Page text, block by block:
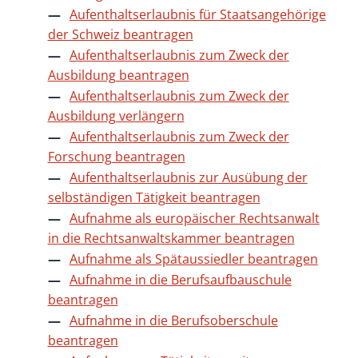
Aufenthaltserlaubnis für Staatsangehörige
der Schweiz beantragen
Aufenthaltserlaubnis zum Zweck der
Ausbildung beantragen
Aufenthaltserlaubnis zum Zweck der
Ausbildung verlängern
Aufenthaltserlaubnis zum Zweck der
Forschung beantragen
Aufenthaltserlaubnis zur Ausübung der
selbständigen Tätigkeit beantragen
Aufnahme als europäischer Rechtsanwalt
in die Rechtsanwaltskammer beantragen
Aufnahme als Spätaussiedler beantragen
Aufnahme in die Berufsaufbauschule
beantragen
Aufnahme in die Berufsoberschule
beantragen